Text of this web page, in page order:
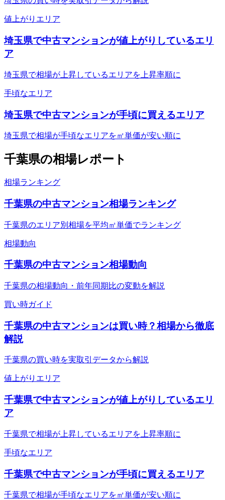
値上がりエリア
埼玉県で中古マンションが値上がりしているエリ
ア
埼玉県で相場が上昇しているエリアを上昇率順に
手頃なエリア
埼玉県で中古マンションが手頃に買えるエリア
埼玉県で相場が手頃なエリアを㎡単価が安い順に
千葉県の相場レポート
相場ランキング
千葉県の中古マンション相場ランキング
千葉県のエリア別相場を平均㎡単価でランキング
相場動向
千葉県の中古マンション相場動向
千葉県の相場動向・前年同期比の変動を解説
買い時ガイド
千葉県の中古マンションは買い時？相場から徹底
解説
千葉県の買い時を実取引データから解説
値上がりエリア
千葉県で中古マンションが値上がりしているエリ
ア
千葉県で相場が上昇しているエリアを上昇率順に
手頃なエリア
千葉県で中古マンションが手頃に買えるエリア
千葉県で相場が手頃なエリアを㎡単価が安い順に